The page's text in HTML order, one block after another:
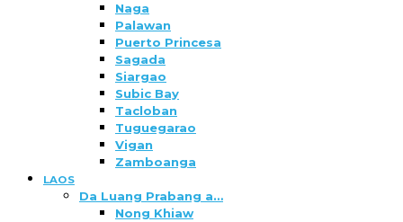
Naga
Palawan
Puerto Princesa
Sagada
Siargao
Subic Bay
Tacloban
Tuguegarao
Vigan
Zamboanga
LAOS
Da Luang Prabang a…
Nong Khiaw